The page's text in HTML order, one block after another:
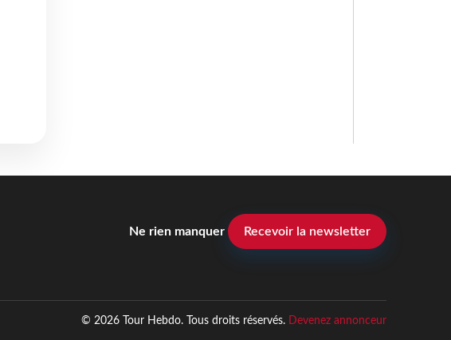
Ne rien manquer Recevoir la newsletter
© 2026 Tour Hebdo. Tous droits réservés. Devenez annonceur